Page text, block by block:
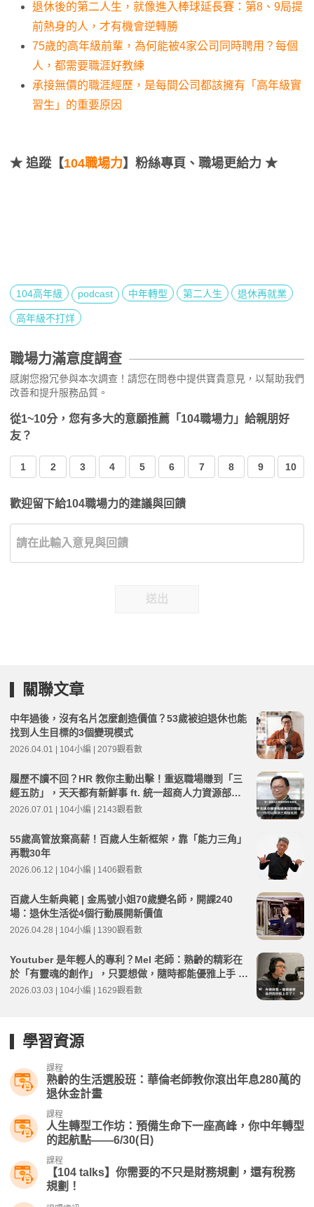
退休後的第二人生，就像進入棒球延長賽：第8、9局提
前熱身的人，才有機會逆轉勝
75歲的高年級前輩，為何能被4家公司同時聘用？每個
人，都需要職涯好教練
承接無價的職涯經歷，是每間公司都該擁有「高年級實
習生」的重要原因
★ 追蹤【104職場力】粉絲專頁、職場更給力 ★
104高年級 podcast 中年轉型 第二人生 退休再就業
高年級不打烊
職場力滿意度調查
感謝您撥冗參與本次調查！請您在問卷中提供寶貴意見，以幫助我們
改善和提升服務品質。
從1~10分，您有多大的意願推薦「104職場力」給親朋好
友？
1 2 3 4 5 6 7 8 9 10
歡迎留下給104職場力的建議與回饋
送出
關聯文章
中年過後，沒有名片怎麼創造價值？53歲被迫退休也能
找到人生目標的3個變現模式
2026.04.01 | 104小編 | 2079觀看數
履歷不讀不回？HR 教你主動出擊！重返職場賺到「三
經五防」，天天都有新鮮事 ft. 統一超商人力資源部經
理 林宸碩 | 高年級不打烊 x 用 AI 點亮第二人生 EP279
2026.07.01 | 104小編 | 2143觀看數
55歲高管放棄高薪！百歲人生新框架，靠「能力三角」
再戰30年
2026.06.12 | 104小編 | 1406觀看數
百歲人生新典範 | 金馬號小姐70歲變名師，開課240
場：退休生活從4個行動展開新價值
2026.04.28 | 104小編 | 1390觀看數
Youtuber 是年輕人的專利？Mel 老師：熟齡的精彩在
於「有靈魂的創作」，只要想做，隨時都能優雅上手 ft.
104高年級老師 Mel | 高年級不打烊 x 用 AI 點亮第二人
2026.03.03 | 104小編 | 1629觀看數
學習資源
課程
熟齡的生活選股班：華倫老師教你滾出年息280萬的
退休金計畫
課程
人生轉型工作坊：預備生命下一座高峰，你中年轉型
的起航點——6/30(日)
課程
【104 talks】你需要的不只是財務規劃，還有稅務
規劃！